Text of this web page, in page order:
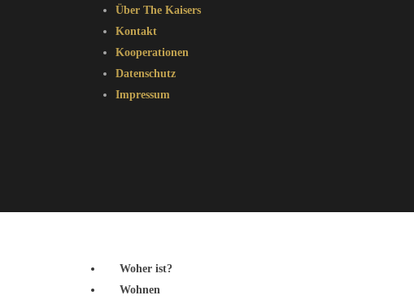
Über The Kaisers
Kontakt
Kooperationen
Datenschutz
Impressum
Woher ist?
Wohnen